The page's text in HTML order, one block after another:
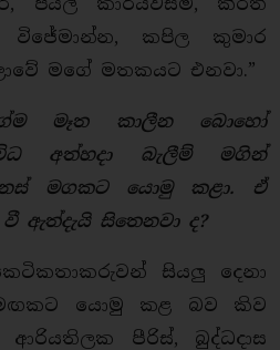
විජේමාන්න, කපිල කුමාර
මගේ මතකයට එනවා.”
මෑත කාලීන බොහෝ
අත්හදා බැලීම් මගින්
මගකට යොමු කළා. ඒ
ඇත්දැයි සිතෙනවා ද?
සියලු දෙනා
යොමු කළ බව කිව
ආරියතිලක පීරිස්, බුද්ධදාස